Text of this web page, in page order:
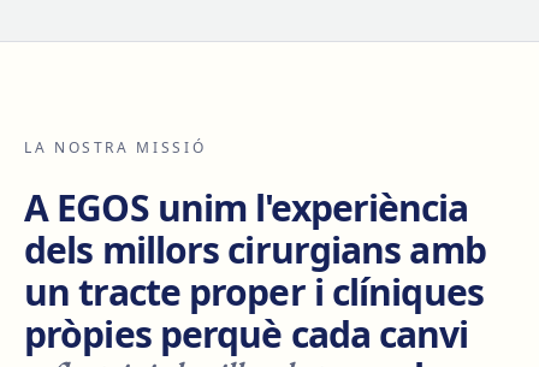
LA NOSTRA MISSIÓ
A EGOS unim l'experiència
dels millors cirurgians amb
un tracte proper i clíniques
pròpies perquè cada canvi